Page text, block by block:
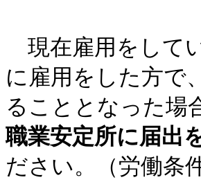
現在雇用をして
に雇用をした方で
ることとなった場
職業安定所に届出
ださい。（労働条